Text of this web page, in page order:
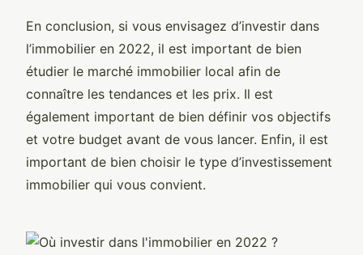
En conclusion, si vous envisagez d’investir dans
l’immobilier en 2022, il est important de bien
étudier le marché immobilier local afin de
connaître les tendances et les prix. Il est
également important de bien définir vos objectifs
et votre budget avant de vous lancer. Enfin, il est
important de bien choisir le type d’investissement
immobilier qui vous convient.